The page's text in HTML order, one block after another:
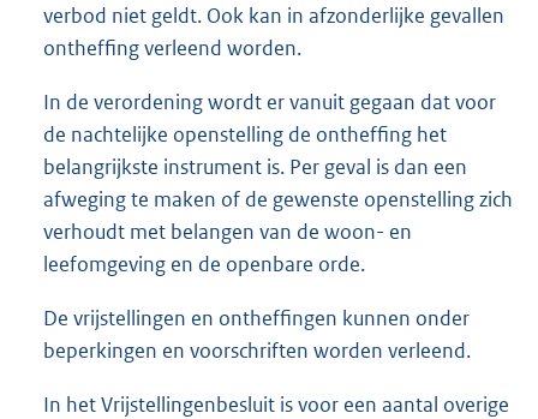
verbod niet geldt. Ook kan in afzonderlijke gevallen
ontheffing verleend worden.
In de verordening wordt er vanuit gegaan dat voor
de nachtelijke openstelling de ontheffing het
belangrijkste instrument is. Per geval is dan een
afweging te maken of de gewenste openstelling zich
verhoudt met belangen van de woon- en
leefomgeving en de openbare orde.
De vrijstellingen en ontheffingen kunnen onder
beperkingen en voorschriften worden verleend.
In het Vrijstellingenbesluit is voor een aantal overige